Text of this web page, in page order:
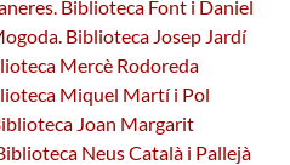
Biblioteca Font i Daniel
Biblioteca Josep Jardí
Mercè Rodoreda
Miquel Martí i Pol
Joan Margarit
Neus Català i Pallejà